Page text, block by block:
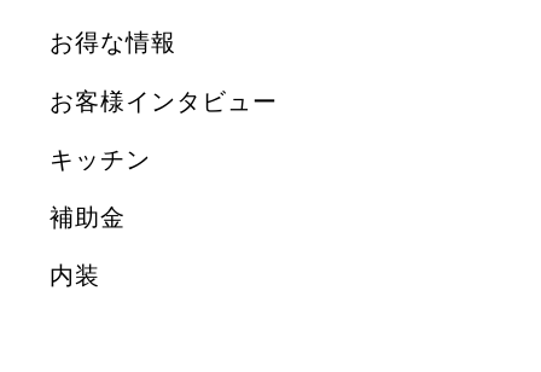
お得な情報
お客様インタビュー
キッチン
補助金
内装